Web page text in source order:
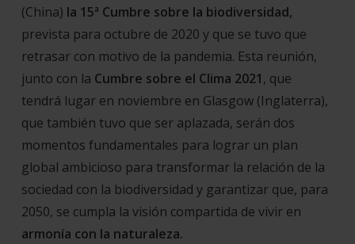
(China) la 15ª Cumbre sobre la biodiversidad,
prevista para octubre de 2020 y que se tuvo que
retrasar con motivo de la pandemia. Esta reunión,
junto con la Cumbre sobre el Clima 2021, que
tendrá lugar en noviembre en Glasgow (Inglaterra),
que también tuvo que ser aplazada, serán dos
momentos fundamentales para lograr un plan
global ambicioso para transformar la relación de la
sociedad con la biodiversidad y garantizar que, para
2050, se cumpla la visión compartida de vivir en
armonía con la naturaleza.